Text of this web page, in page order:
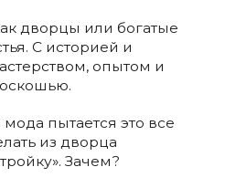
дворцы или богатые
С историей и
опытом и
пытается это все
из дворца
Зачем?